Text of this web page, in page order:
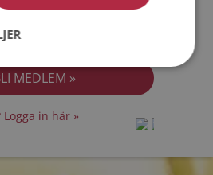
in här »